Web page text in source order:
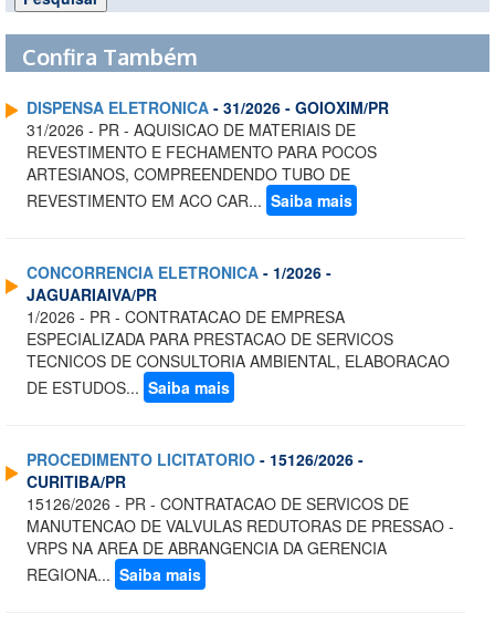
Confira Também
DISPENSA ELETRONICA - 31/2026 - GOIOXIM/PR
31/2026 - PR - AQUISICAO DE MATERIAIS DE
REVESTIMENTO E FECHAMENTO PARA POCOS
ARTESIANOS, COMPREENDENDO TUBO DE
REVESTIMENTO EM ACO CAR... Saiba mais
CONCORRENCIA ELETRONICA - 1/2026 -
JAGUARIAIVA/PR
1/2026 - PR - CONTRATACAO DE EMPRESA
ESPECIALIZADA PARA PRESTACAO DE SERVICOS
TECNICOS DE CONSULTORIA AMBIENTAL, ELABORACAO
DE ESTUDOS... Saiba mais
PROCEDIMENTO LICITATORIO - 15126/2026 -
CURITIBA/PR
15126/2026 - PR - CONTRATACAO DE SERVICOS DE
MANUTENCAO DE VALVULAS REDUTORAS DE PRESSAO -
VRPS NA AREA DE ABRANGENCIA DA GERENCIA
REGIONA... Saiba mais